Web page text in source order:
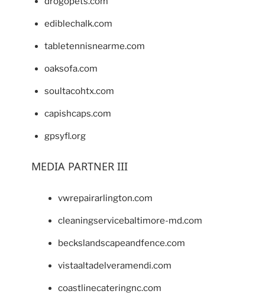
ediblechalk.com
tabletennisnearme.com
oaksofa.com
soultacohtx.com
capishcaps.com
gpsyfl.org
MEDIA PARTNER III
vwrepairarlington.com
cleaningservicebaltimore-md.com
beckslandscapeandfence.com
vistaaltadelveramendi.com
coastlinecateringnc.com